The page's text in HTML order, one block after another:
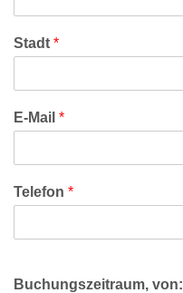
Stadt *
E-Mail *
Telefon *
Buchungszeitraum, von: